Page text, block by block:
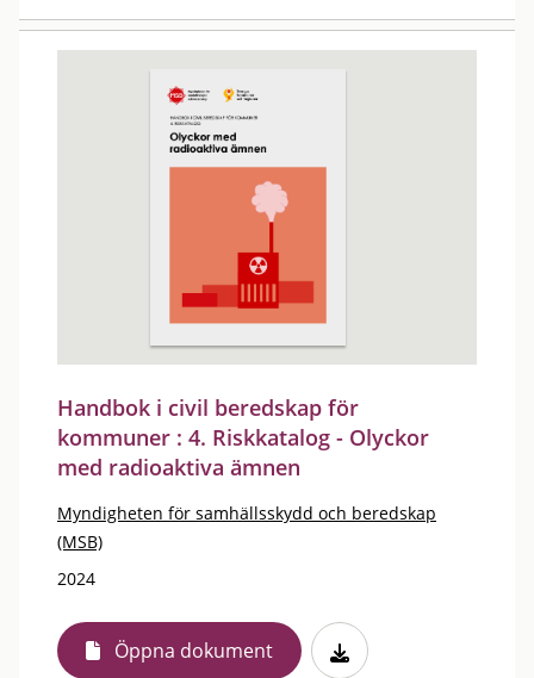
Handbok i civil beredskap för
kommuner : 4. Riskkatalog - Olyckor
med radioaktiva ämnen
Myndigheten för samhällsskydd och beredskap
(MSB)
2024
Öppna dokument